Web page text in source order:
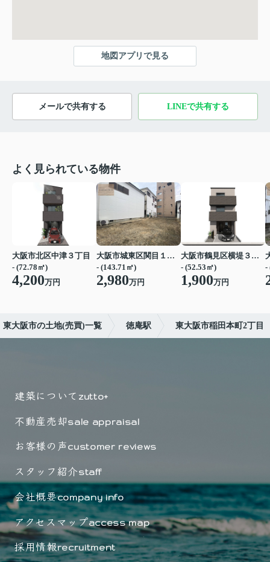
地図アプリで見る
メールで共有する LINEで共有する
よく見られている物件
大阪市北区中津３丁目
- (72.78㎡)
4,200万円
大阪市城東区関目１丁目
- (143.71㎡)
2,980万円
大阪市鶴見区横堤３丁目
- (52.53㎡)
1,900万円
-
東大阪市の土地(売買)一覧 徳庵駅 東大阪市稲田本町2丁目
建築について zutto+
不動産売却sale appraisal
お客様の声customer reviews
スタッフ紹介staff
会社概要company info
アクセスマップaccess map
採用情報recruitment